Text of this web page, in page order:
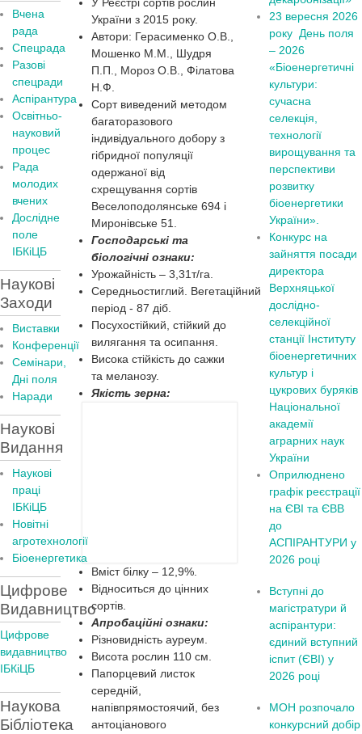
України з 2015 року.
Автори: Герасименко О.В.,
Мошенко М.М., Шудря
П.П., Мороз О.В., Філатова
Н.Ф.
Сорт виведений методом
багаторазового
індивідуального добору з
гібридної популяції
одержаної від
схрещування сортів
Веселоподолянське 694 і
Миронівське 51.
Господарські та
біологічні ознаки:
Урожайність – 3,31т/га.
Середньостиглий. Вегетаційний
період - 87 діб.
Посухостійкий, стійкий до
вилягання та осипання.
Висока стійкість до сажки
та меланозу.
Якість зерна:
Вміст білку – 12,9%.
Відноситься до цінних
сортів.
Апробаційні ознаки:
Різновидність ауреум.
Висота рослин 110 см.
Папорцевий листок
середній,
напівпрямостоячий, без
антоціанового
Вчена
рада
Спецрада
Разові
спецради
Аспірантура
Освітньо-
науковий
процес
Рада
молодих
вчених
Дослідне
поле
ІБКіЦБ
Наукові
Заходи
Виставки
Конференції
Семінари,
Дні поля
Наради
Наукові
Видання
Наукові
праці
ІБКіЦБ
Новітні
агротехнології
Бiоенергетика
Цифрове
Видавництво
Цифрове
видавництво
ІБКіЦБ
Наукова
Бібліотека
23 вересня 2026
року День поля
– 2026
«Біоенергетичні
культури:
сучасна
селекція,
технології
вирощування та
перспективи
розвитку
біоенергетики
України».
Конкурс на
зайняття посади
директора
Верхняцької
дослідно-
селекційної
станції Інституту
біоенергетичних
культур і
цукрових буряків
Національної
академії
аграрних наук
України
Оприлюднено
графік реєстрації
на ЄВІ та ЄВВ
до
АСПІРАНТУРИ у
2026 році
Вступні до
магістратури й
аспірантури:
єдиний вступний
іспит (ЄВІ) у
2026 році
МОН розпочало
конкурсний добір